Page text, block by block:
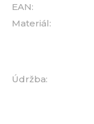
EAN:
Materiál:
Údržba: